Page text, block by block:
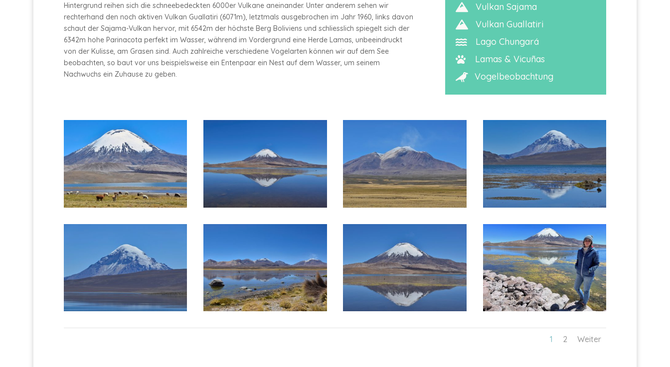
Hintergrund reihen sich die schneebedeckten 6000er Vulkane aneinander. Unter anderem sehen wir
rechterhand den noch aktiven Vulkan Guallatiri (6071m), letztmals ausgebrochen im Jahr 1960, links davon
schaut der Sajama-Vulkan hervor, mit 6542m der höchste Berg Boliviens und schliesslich spiegelt sich der
6342m hohe Parinacota perfekt im Wasser, während im Vordergrund eine Herde Lamas, unbeeindruckt
von der Kulisse, am Grasen sind. Auch zahlreiche verschiedene Vogelarten können wir auf dem See
beobachten, so baut vor uns beispielsweise ein Entenpaar ein Nest auf dem Wasser, um seinem
Nachwuchs ein Zuhause zu geben.
 Vulkan Sajama
 Vulkan Guallatiri
 Lago Chungará
 Lamas & Vicuñas
 Vogelbeobachtung
1 2 Weiter